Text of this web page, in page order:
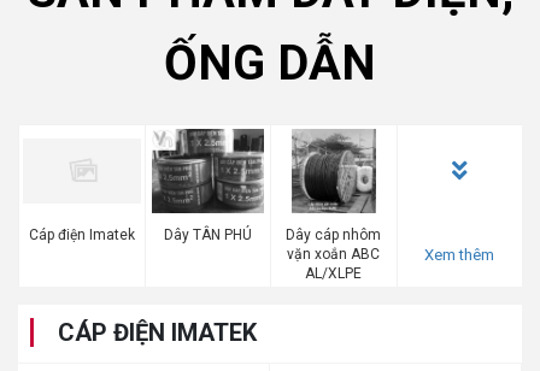
ỐNG DẪN
Cáp điện Imatek Dây TÂN PHÚ
Dây cáp nhôm
vặn xoắn ABC
AL/XLPE
Xem thêm
CÁP ĐIỆN IMATEK